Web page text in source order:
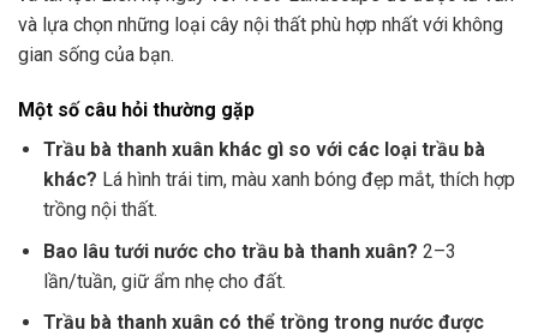
và lựa chọn những loại cây nội thất phù hợp nhất với không
gian sống của bạn.
Một số câu hỏi thường gặp
Trầu bà thanh xuân khác gì so với các loại trầu bà
khác? Lá hình trái tim, màu xanh bóng đẹp mắt, thích hợp
trồng nội thất.
Bao lâu tưới nước cho trầu bà thanh xuân? 2–3
lần/tuần, giữ ẩm nhẹ cho đất.
Trầu bà thanh xuân có thể trồng trong nước được